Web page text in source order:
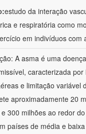
estudo da interação
e respiratória como
em indivíduos com
A asma é uma
caracterizada por
e limitação variável
aproximadamente 20
300 milhões ao redor
países de média e